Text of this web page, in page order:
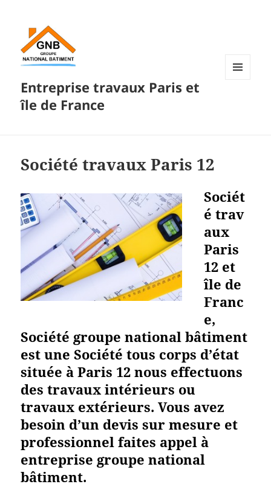
Entreprise travaux Paris et
île de France
Société travaux Paris 12
Sociét
é trav
aux
Paris
12 et
île de
Franc
e,
Société groupe national bâtiment
est une Société tous corps d’état
située à Paris 12 nous effectuons
des travaux intérieurs ou
travaux extérieurs. Vous avez
besoin d’un devis sur mesure et
professionnel faites appel à
entreprise groupe national
bâtiment.